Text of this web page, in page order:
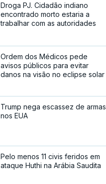
Droga PJ. Cidadão indiano
encontrado morto estaria a
trabalhar com as autoridades
Ordem dos Médicos pede
avisos públicos para evitar
danos na visão no eclipse solar
Trump nega escassez de armas
nos EUA
Pelo menos 11 civis feridos em
ataque Huthi na Arábia Saudita